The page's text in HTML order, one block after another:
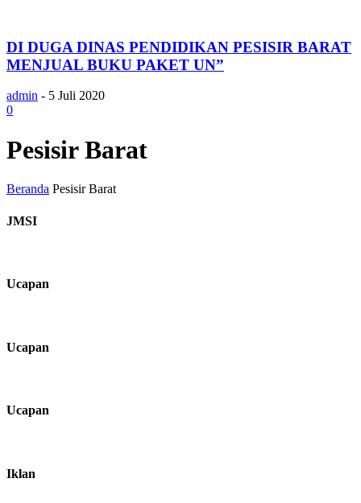
DI DUGA DINAS PENDIDIKAN PESISIR BARAT
MENJUAL BUKU PAKET UN”
admin - 5 Juli 2020
0
Pesisir Barat
Beranda Pesisir Barat
JMSI
Ucapan
Ucapan
Ucapan
Iklan